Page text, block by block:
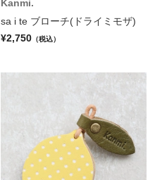
Kanmi.
sa i te ブローチ(ドライミモザ)
¥2,750 （税込）